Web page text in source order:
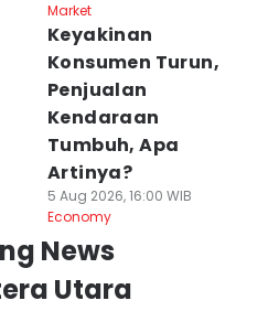
Market
Keyakinan
Konsumen Turun,
Penjualan
Kendaraan
Tumbuh, Apa
Artinya?
5 Aug 2026, 16:00 WIB
Economy
News
Utara